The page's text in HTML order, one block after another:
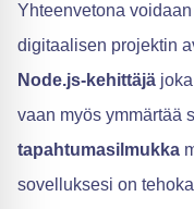
Yhteenvetona
digitaalisen projektin
Node.js-kehittäjä
vaan myös ymmärtää
tapahtumasilmukka
sovelluksesi on